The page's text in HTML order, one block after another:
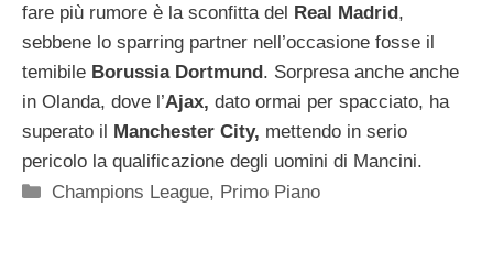
fare più rumore è la sconfitta del Real Madrid,
sebbene lo sparring partner nell’occasione fosse il
temibile Borussia Dortmund. Sorpresa anche anche
in Olanda, dove l’Ajax, dato ormai per spacciato, ha
superato il Manchester City, mettendo in serio
pericolo la qualificazione degli uomini di Mancini.
Categorie
Champions League, Primo Piano